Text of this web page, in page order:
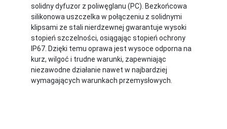
solidny dyfuzor z poliwęglanu (PC). Bezkońcowa
silikonowa uszczelka w połączeniu z solidnymi
klipsami ze stali nierdzewnej gwarantuje wysoki
stopień szczelności, osiągając stopień ochrony
IP67. Dzięki temu oprawa jest wysoce odporna na
kurz, wilgoć i trudne warunki, zapewniając
niezawodne działanie nawet w najbardziej
wymagających warunkach przemysłowych.